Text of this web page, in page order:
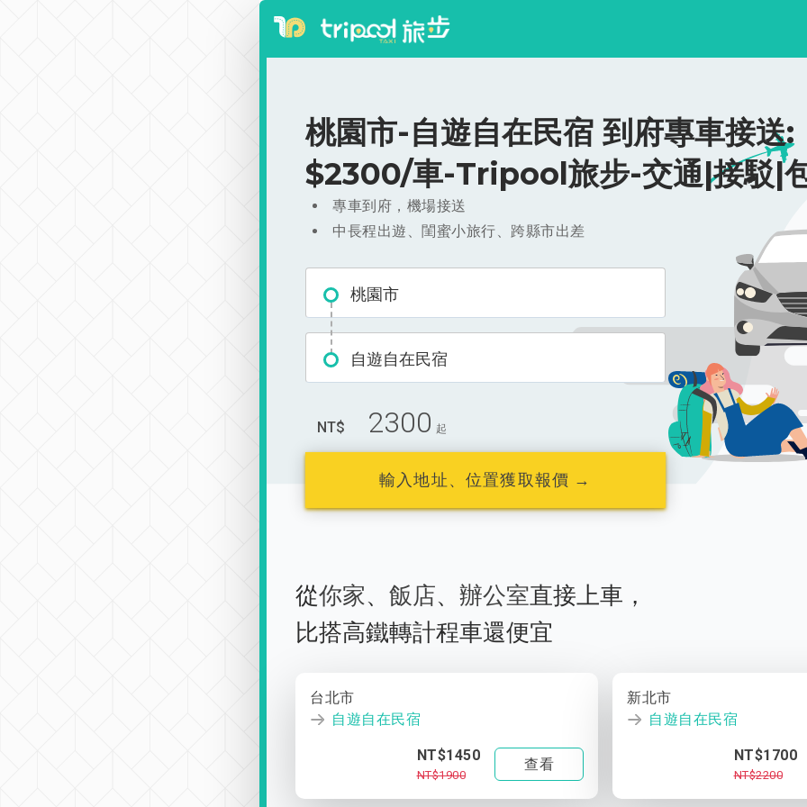
桃園市-自遊自在民宿 到府專車接送:
$2300/車-Tripool旅步-交通|接駁|
專車到府，機場接送
中長程出遊、閨蜜小旅行、跨縣市出差
桃園市
自遊自在民宿
NT$ 2300 起
輸入地址、位置獲取報價 →
從你家、 飯店、 辦公室直接上車，
比搭高鐵轉計程車還便宜
台北市
自遊自在民宿
NT$1450
NT$1900
查看
新北市
自遊自在民宿
NT$1700
NT$2200